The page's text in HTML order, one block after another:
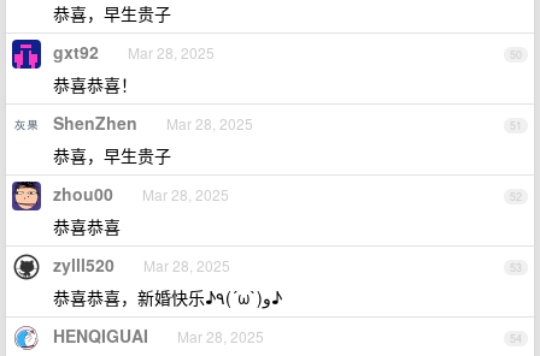
恭喜，早生贵子
50
gxt92 Mar 28, 2025
恭喜恭喜！
51
ShenZhen Mar 28, 2025
恭喜，早生贵子
52
zhou00 Mar 28, 2025
恭喜恭喜
53
zylll520 Mar 28, 2025
恭喜恭喜，新婚快乐♪٩(´ω`)و♪
54
HENQIGUAI Mar 28, 2025